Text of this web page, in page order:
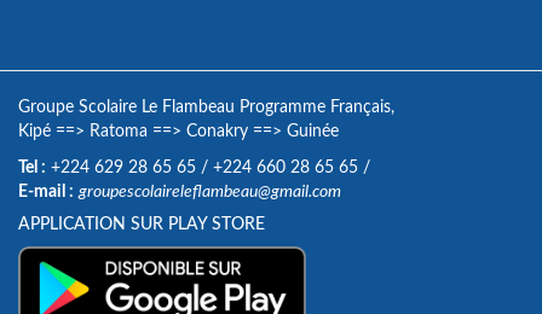
Groupe Scolaire Le Flambeau Programme Français,
Kipé ==> Ratoma ==> Conakry ==> Guinée
Tel : +224 629 28 65 65 / +224 660 28 65 65 /
E-mail : groupescolaireleflambeau@gmail.com
APPLICATION SUR PLAY STORE